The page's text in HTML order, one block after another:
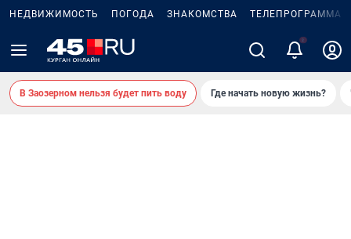
НЕДВИЖИМОСТЬ ПОГОДА ЗНАКОМСТВА ТЕЛЕПРОГРАММА
2
В Заозерном нельзя будет пить воду Где начать новую жизнь?